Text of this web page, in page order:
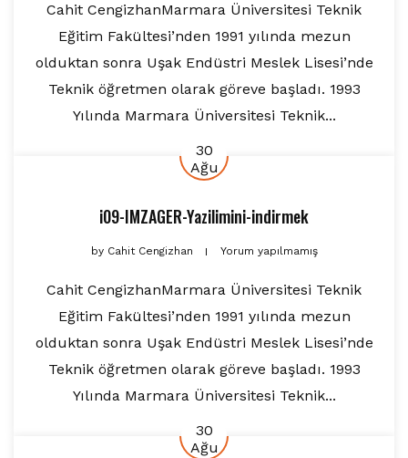
Cahit CengizhanMarmara Üniversitesi Teknik
Eğitim Fakültesi’nden 1991 yılında mezun
olduktan sonra Uşak Endüstri Meslek Lisesi’nde
Teknik öğretmen olarak göreve başladı. 1993
Yılında Marmara Üniversitesi Teknik...
30
Ağu
i09-IMZAGER-Yazilimini-indirmek
byCahit Cengizhan Yorum yapılmamış
Cahit CengizhanMarmara Üniversitesi Teknik
Eğitim Fakültesi’nden 1991 yılında mezun
olduktan sonra Uşak Endüstri Meslek Lisesi’nde
Teknik öğretmen olarak göreve başladı. 1993
Yılında Marmara Üniversitesi Teknik...
30
Ağu